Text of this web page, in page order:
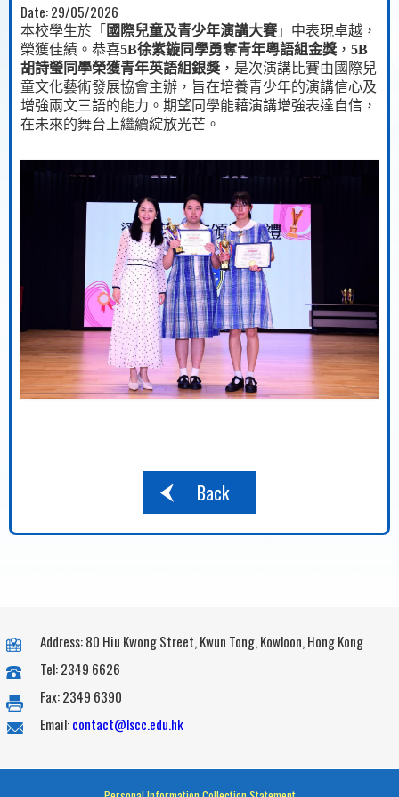
Date:29/05/2026
本校學生於「 國際兒童及青少年演講大賽 」中表現卓越，
榮獲佳績。恭喜5B徐紫鏇同學勇奪青年粵語組金獎 ， 5B
胡詩瑩同學榮獲青年英語組銀獎 ，是次演講比賽由國際兒
童文化藝術發展協會主辦，旨在培養青少年的演講信心及
增強兩文三語的能力。期望同學能藉演講增強表達自信，
在未來的舞台上繼續綻放光芒。
Back
Address: 80 Hiu Kwong Street, Kwun Tong, Kowloon, Hong Kong
Tel: 2349 6626
Fax: 2349 6390
Email:contact@lscc.edu.hk